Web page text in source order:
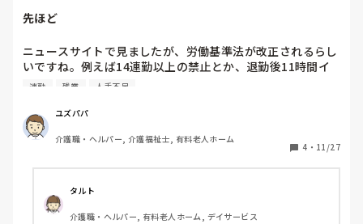
先ほど
ニュースサイトで見ましたが、労働基準法が改正されるらし
いですね。例えば14連勤以上の禁止とか、退勤後11時間イ
ンターバル開けるとか。それは良いんですが当施設は人手不
も開かない日もあります。例えば22時〜８時までのショート
夜勤で９時半くらいまで残業し、そこから帰ってだと夜出勤
まで７時間くらいしか休めないし10時〜19時までで21時ま
えば半日開いてるからセーフですけど、ビミョーですね
連勤 残業 人手不足
ユズパパ
介護職・ヘルパー, 介護福祉士, 有料老人ホーム
4 ・ 11/27
タルト
介護職・ヘルパー, 有料老人ホーム, デイサービス